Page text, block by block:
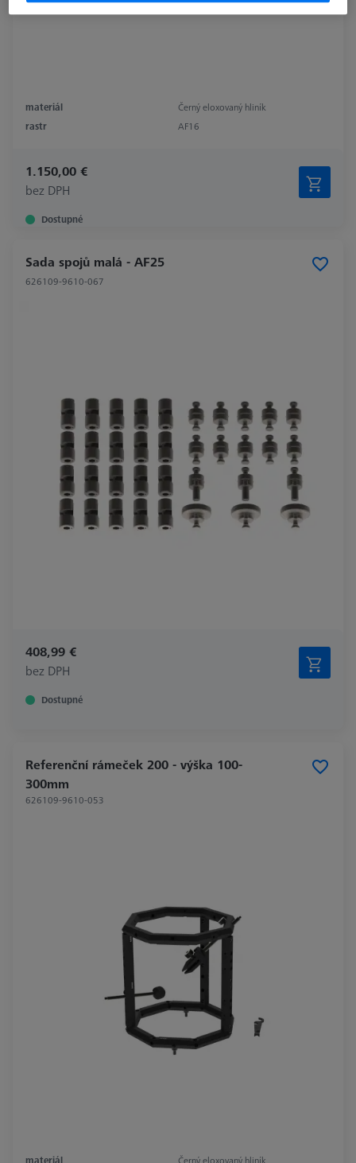
materiál
Černý eloxovaný hliník
rastr
AF16
1.150,00 €
bez DPH
Dostupné
Sada spojů malá - AF25
626109-9610-067
408,99 €
bez DPH
Dostupné
Referenční rámeček 200 - výška 100-
300mm
626109-9610-053
materiál Černý eloxovaný hliník